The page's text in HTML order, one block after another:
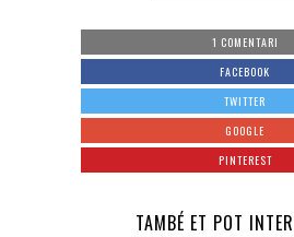
1 COMENTARI
FACEBOOK
TWITTER
GOOGLE
PINTEREST
TAMBÉ ET POT